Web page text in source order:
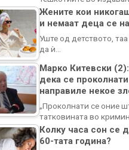
Жените кои
и немаат деца се
Уште од детството,
да ѝ…
Марко Китевски
дека се
направиле некое
„Проколнати се оние
татковината во
Колку часа сон се
60-тата година?